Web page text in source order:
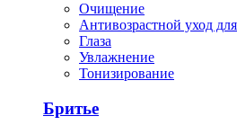
Очищение
Антивозрастной уход
Глаза
Увлажнение
Тонизирование
Бритье